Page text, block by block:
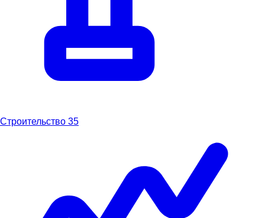
Строительство 35